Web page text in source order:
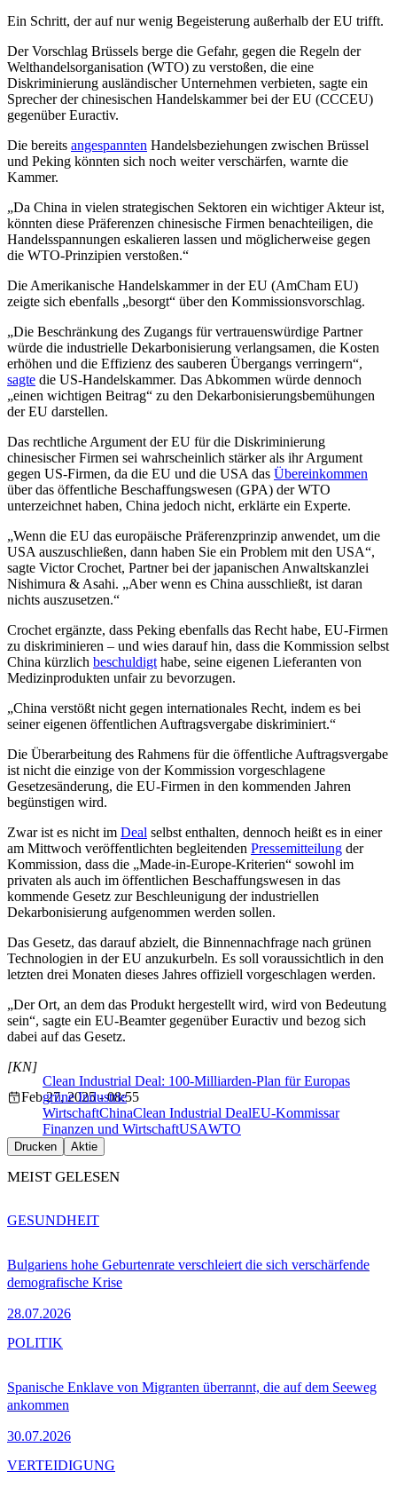
Ein Schritt, der auf nur wenig Begeisterung außerhalb der EU trifft.
Der Vorschlag Brüssels berge die Gefahr, gegen die Regeln der
Welthandelsorganisation (WTO) zu verstoßen, die eine
Diskriminierung ausländischer Unternehmen verbieten, sagte ein
Sprecher der chinesischen Handelskammer bei der EU (CCCEU)
gegenüber Euractiv.
Die bereits angespannten Handelsbeziehungen zwischen Brüssel
und Peking könnten sich noch weiter verschärfen, warnte die
Kammer.
„Da China in vielen strategischen Sektoren ein wichtiger Akteur ist,
könnten diese Präferenzen chinesische Firmen benachteiligen, die
Handelsspannungen eskalieren lassen und möglicherweise gegen
die WTO-Prinzipien verstoßen.“
Die Amerikanische Handelskammer in der EU (AmCham EU)
zeigte sich ebenfalls „besorgt“ über den Kommissionsvorschlag.
„Die Beschränkung des Zugangs für vertrauenswürdige Partner
würde die industrielle Dekarbonisierung verlangsamen, die Kosten
erhöhen und die Effizienz des sauberen Übergangs verringern“,
sagte die US-Handelskammer. Das Abkommen würde dennoch
„einen wichtigen Beitrag“ zu den Dekarbonisierungsbemühungen
der EU darstellen.
Das rechtliche Argument der EU für die Diskriminierung
chinesischer Firmen sei wahrscheinlich stärker als ihr Argument
gegen US-Firmen, da die EU und die USA das Übereinkommen
über das öffentliche Beschaffungswesen (GPA) der WTO
unterzeichnet haben, China jedoch nicht, erklärte ein Experte.
„Wenn die EU das europäische Präferenzprinzip anwendet, um die
USA auszuschließen, dann haben Sie ein Problem mit den USA“,
sagte Victor Crochet, Partner bei der japanischen Anwaltskanzlei
Nishimura & Asahi. „Aber wenn es China ausschließt, ist daran
nichts auszusetzen.“
Crochet ergänzte, dass Peking ebenfalls das Recht habe, EU-Firmen
zu diskriminieren – und wies darauf hin, dass die Kommission selbst
China kürzlich beschuldigt habe, seine eigenen Lieferanten von
Medizinprodukten unfair zu bevorzugen.
„China verstößt nicht gegen internationales Recht, indem es bei
seiner eigenen öffentlichen Auftragsvergabe diskriminiert.“
Die Überarbeitung des Rahmens für die öffentliche Auftragsvergabe
ist nicht die einzige von der Kommission vorgeschlagene
Gesetzesänderung, die EU-Firmen in den kommenden Jahren
begünstigen wird.
Zwar ist es nicht im Deal selbst enthalten, dennoch heißt es in einer
am Mittwoch veröffentlichten begleitenden Pressemitteilung der
Kommission, dass die „Made-in-Europe-Kriterien“ sowohl im
privaten als auch im öffentlichen Beschaffungswesen in das
kommende Gesetz zur Beschleunigung der industriellen
Dekarbonisierung aufgenommen werden sollen.
Das Gesetz, das darauf abzielt, die Binnennachfrage nach grünen
Technologien in der EU anzukurbeln. Es soll voraussichtlich in den
letzten drei Monaten dieses Jahres offiziell vorgeschlagen werden.
„Der Ort, an dem das Produkt hergestellt wird, wird von Bedeutung
sein“, sagte ein EU-Beamter gegenüber Euractiv und bezog sich
dabei auf das Gesetz.
Clean Industrial Deal: 100-Milliarden-Plan für Europas
grüne Industrie
[KN]
Feb 27, 2025 - 08:55
WirtschaftChinaClean Industrial DealEU-Kommissar
Finanzen und WirtschaftUSAWTO
Drucken Aktie
MEIST GELESEN
Bulgariens hohe Geburtenrate verschleiert die sich verschärfende
demografische Krise
28.07.2026
GESUNDHEIT
Spanische Enklave von Migranten überrannt, die auf dem Seeweg
ankommen
30.07.2026
POLITIK
VERTEIDIGUNG